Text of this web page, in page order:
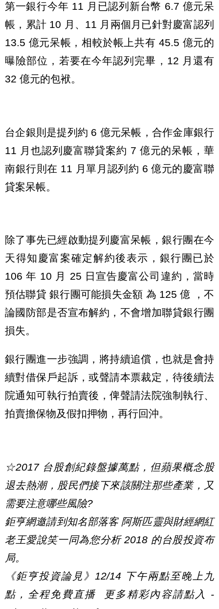
第一銀行今年 11 月已認列新台幣 6.7 億元呆
帳，累計 10 月、11 月兩個月已針對慶富認列
13.5 億元呆帳，相較於帳上共有 45.5 億元的
曝險部位，若要在今年認列完畢，12 月還有
32 億元的包袱。
台企銀則是提列約 6 億元呆帳，合作金庫銀行
11 月也認列慶富聯貸案約 7 億元的呆帳，華
南銀行則在 11 月單月認列約 6 億元的慶富聯
貸案呆帳。
除了事先已經啟動提列慶富呆帳，銀行團在今
天得知慶富案確定解約後表示，銀行團已於
106 年 10 月 25 日宣告慶富公司違約，當時
預估聯貸 銀行團可能損失金額 為 125 億 ，不
論國防部是否宣布解約，不會增加聯貸銀行團
損失。
銀行團進一步強調，將持續追償，也就是會持
續對借保戶起訴，或聲請本票裁定，待後續法
院通知可執行拍賣後，俾聲請法院強制執行、
拍賣擔保物及假扣押物，再行回沖。
☆2017 台股創紀錄盤據萬點，但蘋果概念股
退去熱潮，股民們接下來該關注那些產業，又
需要注意哪些風險?
鉅亨網邀請到知名部落客 阿斯匹靈與財經網紅
老王愛說笑一同為您分析 2018 的台股投資布
局。
《鉅亨投資論見》12/14 下午兩點至晚上九
點，全程免費直播 更多精彩內容請點入 -